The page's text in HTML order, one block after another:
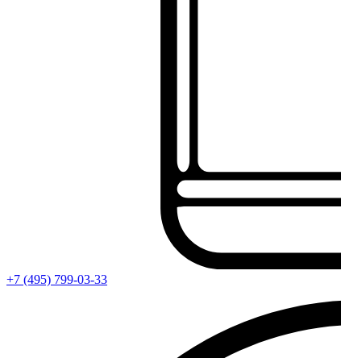
+7 (495) 799-03-33